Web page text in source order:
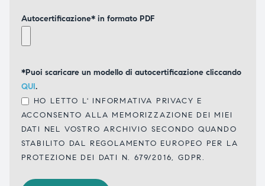
Autocertificazione* in formato PDF
*Puoi scaricare un modello di autocertificazione cliccando
QUI.
HO LETTO L' INFORMATIVA PRIVACY E
ACCONSENTO ALLA MEMORIZZAZIONE DEI MIEI
DATI NEL VOSTRO ARCHIVIO SECONDO QUANDO
STABILITO DAL REGOLAMENTO EUROPEO PER LA
PROTEZIONE DEI DATI N. 679/2016, GDPR.